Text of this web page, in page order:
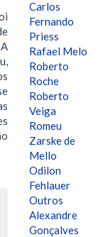
Carlos
Fernando
Priess
Rafael Melo
Roberto
Roche
Roberto
Veiga
Romeu
Zarske de
Mello
Odilon
Fehlauer
Outros
Alexandre
Gonçalves